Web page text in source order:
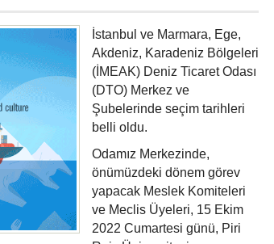
İstanbul ve Marmara, Ege,
Akdeniz, Karadeniz Bölgeleri
(İMEAK) Deniz Ticaret Odası
(DTO) Merkez ve
Şubelerinde seçim tarihleri
belli oldu.
Odamız Merkezinde,
önümüzdeki dönem görev
yapacak Meslek Komiteleri
ve Meclis Üyeleri, 15 Ekim
2022 Cumartesi günü, Piri